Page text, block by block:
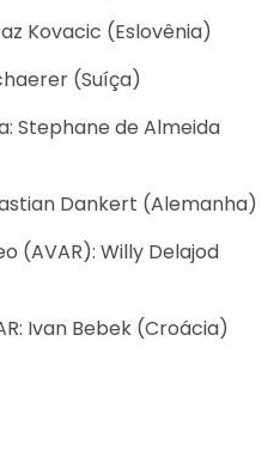
Kovacic (Eslovênia)
(Suíça)
Stephane de Almeida
Dankert (Alemanha)
(AVAR): Willy Delajod
Ivan Bebek (Croácia)